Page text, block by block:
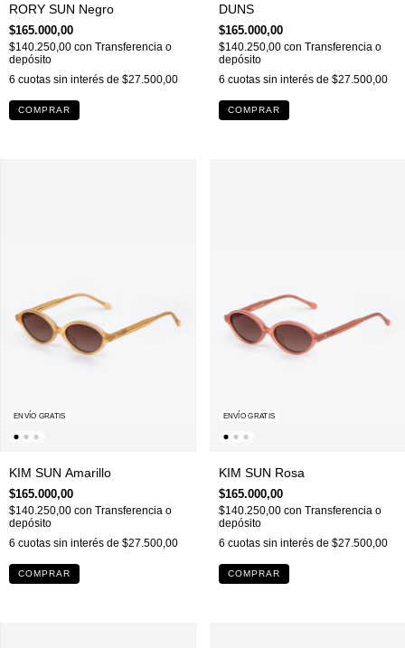
RORY SUN Negro
$165.000,00
$140.250,00 con Transferencia o
depósito
6 cuotas sin interés de $27.500,00
DUNS
$165.000,00
$140.250,00 con Transferencia o
depósito
6 cuotas sin interés de $27.500,00
ENVÍO GRATIS
KIM SUN Amarillo
$165.000,00
$140.250,00 con Transferencia o
depósito
6 cuotas sin interés de $27.500,00
ENVÍO GRATIS
KIM SUN Rosa
$165.000,00
$140.250,00 con Transferencia o
depósito
6 cuotas sin interés de $27.500,00